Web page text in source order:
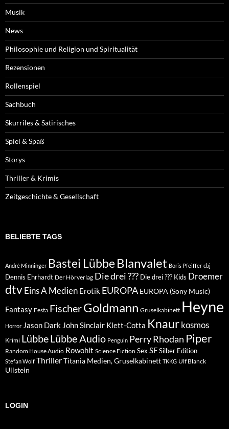
Musik
News
Philosophie und Religion und Spiritualität
Rezensionen
Rollenspiel
Sachbuch
Skurriles & Satirisches
Spiel & Spaß
Storys
Thriller & Krimis
Zeitgeschichte & Gesellschaft
BELIEBTE TAGS
André Minninger Bastei Lübbe Blanvalet Boris Pfeiffer cbj
Dennis Ehrhardt Der Hörverlag Die drei ??? Die drei ??? Kids Droemer
dtvEins A Medien Erotik EUROPA EUROPA (Sony Music)
Fantasy Festa FischerGoldmann Gruselkabinett Heyne
Horror Jason Dark John Sinclair Klett-Cotta Knaur kosmos
Krimi LübbeLübbe Audio Penguin Perry Rhodan Piper
Random House Audio Rowohlt Science Fiction Sex SFSilber Edition
Stefan Wolf ThrillerTitania Medien, Gruselkabinett TKKG Ulf Blanck
Ullstein
LOGIN